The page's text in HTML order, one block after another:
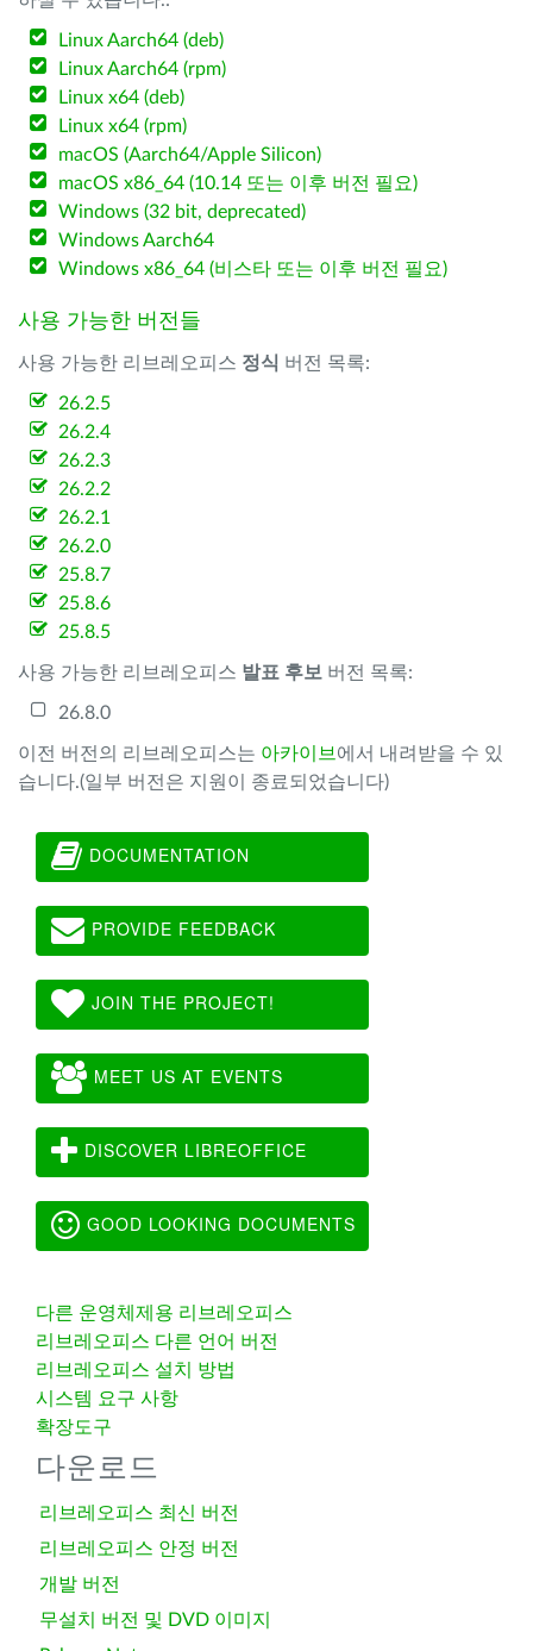
Linux Aarch64 (deb)
Linux Aarch64 (rpm)
Linux x64 (deb)
Linux x64 (rpm)
macOS (Aarch64/Apple Silicon)
macOS x86_64 (10.14 또는 이후 버전 필요)
Windows (32 bit, deprecated)
Windows Aarch64
Windows x86_64 (비스타 또는 이후 버전 필요)
사용 가능한 버전들
사용 가능한 리브레오피스 정식 버전 목록:
26.2.5
26.2.4
26.2.3
26.2.2
26.2.1
26.2.0
25.8.7
25.8.6
25.8.5
사용 가능한 리브레오피스 발표 후보 버전 목록:
26.8.0
이전 버전의 리브레오피스는 아카이브 에서 내려받을 수 있
습니다.(일부 버전은 지원이 종료되었습니다)
DOCUMENTATION
PROVIDE FEEDBACK
JOIN THE PROJECT!
MEET US AT EVENTS
DISCOVER LIBREOFFICE
GOOD LOOKING DOCUMENTS
다른 운영체제용 리브레오피스
리브레오피스 다른 언어 버전
리브레오피스 설치 방법
시스템 요구 사항
확장도구
다운로드
리브레오피스 최신 버전
리브레오피스 안정 버전
개발 버전
무설치 버전 및 DVD 이미지